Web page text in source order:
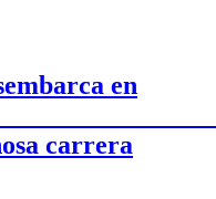
en
carrera